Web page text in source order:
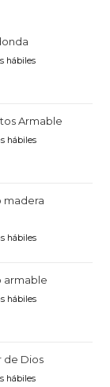
hábiles
Armable
hábiles
madera
hábiles
armable
hábiles
de Dios
hábiles